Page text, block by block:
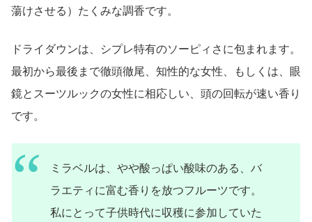
蕩けさせる）たくみな調香です。
ドライダウンは、シプレ特有のソーピィさに包まれます。
最初から最後まで徹頭徹尾、知性的な女性、もしくは、眼
鏡とスーツルックの女性に相応しい、頭の回転が速い香り
です。
ミラベルは、やや酸っぱい酸味のある、バ
ラエティに富む香りを放つフルーツです。
私にとって子供時代に収穫に参加していた